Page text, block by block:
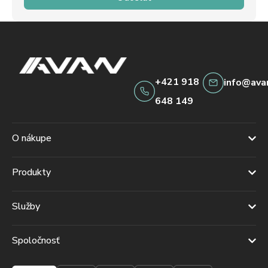
+421 918
648 149
O nákupe
Produkty
Služby
Spoločnosť